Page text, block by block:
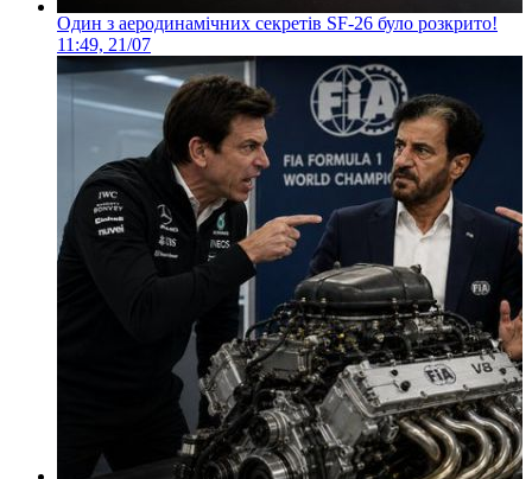
Один з аеродинамічних секретів SF-26 було розкрито!
11:49, 21/07